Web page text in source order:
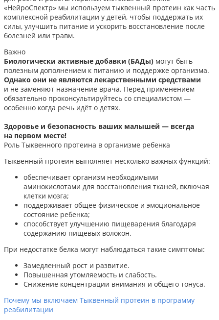
«НейроСпектр» мы используем тыквенный протеин как часть
комплексной реабилитации у детей, чтобы поддержать их
силы, улучшить питание и ускорить восстановление после
болезней или травм.
Важно
Биологически активные добавки (БАДы) могут быть
полезным дополнением к питанию и поддержке организма.
Однако они не являются лекарственными средствами
и не заменяют назначение врача. Перед применением
обязательно проконсультируйтесь со специалистом —
особенно когда речь идёт о детях.
Здоровье и безопасность ваших малышей — всегда
на первом месте!
Роль Тыквенного протеина в организме ребенка
Тыквенный протеин выполняет несколько важных функций:
обеспечивает организм необходимыми
аминокислотами для восстановления тканей, включая
клетки мозга;
поддерживает общее физическое и эмоциональное
состояние ребенка;
способствует улучшению пищеварения благодаря
содержанию пищевых волокон.
При недостатке белка могут наблюдаться такие симптомы:
Замедленный рост и развитие.
Повышенная утомляемость и слабость.
Снижение концентрации внимания и общего тонуса.
Почему мы включаем Тыквенный протеин в программу
реабилитации